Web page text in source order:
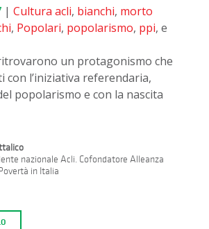
| Cultura acli, bianchi, morto
, Popolari, popolarismo, ppi, e
un protagonismo che
l’iniziativa referendaria,
popolarismo e con la nascita
nazionale Acli. Cofondatore Alleanza
in Italia